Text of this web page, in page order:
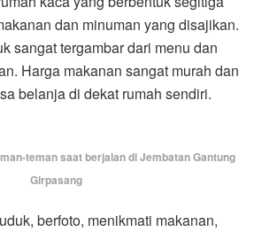
dan minuman yang disajikan.
sangat tergambar dari menu dan
Harga makanan sangat murah dan
belanja di dekat rumah sendiri.
teman saat berjalan di Jembatan Gantung
Girpasang
berfoto, menikmati makanan,